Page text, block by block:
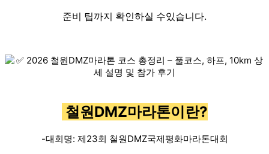
준비 팁까지 확인하실 수있습니다.
철원DMZ마라톤이란?
-대회명: 제23회 철원DMZ국제평화마라톤대회